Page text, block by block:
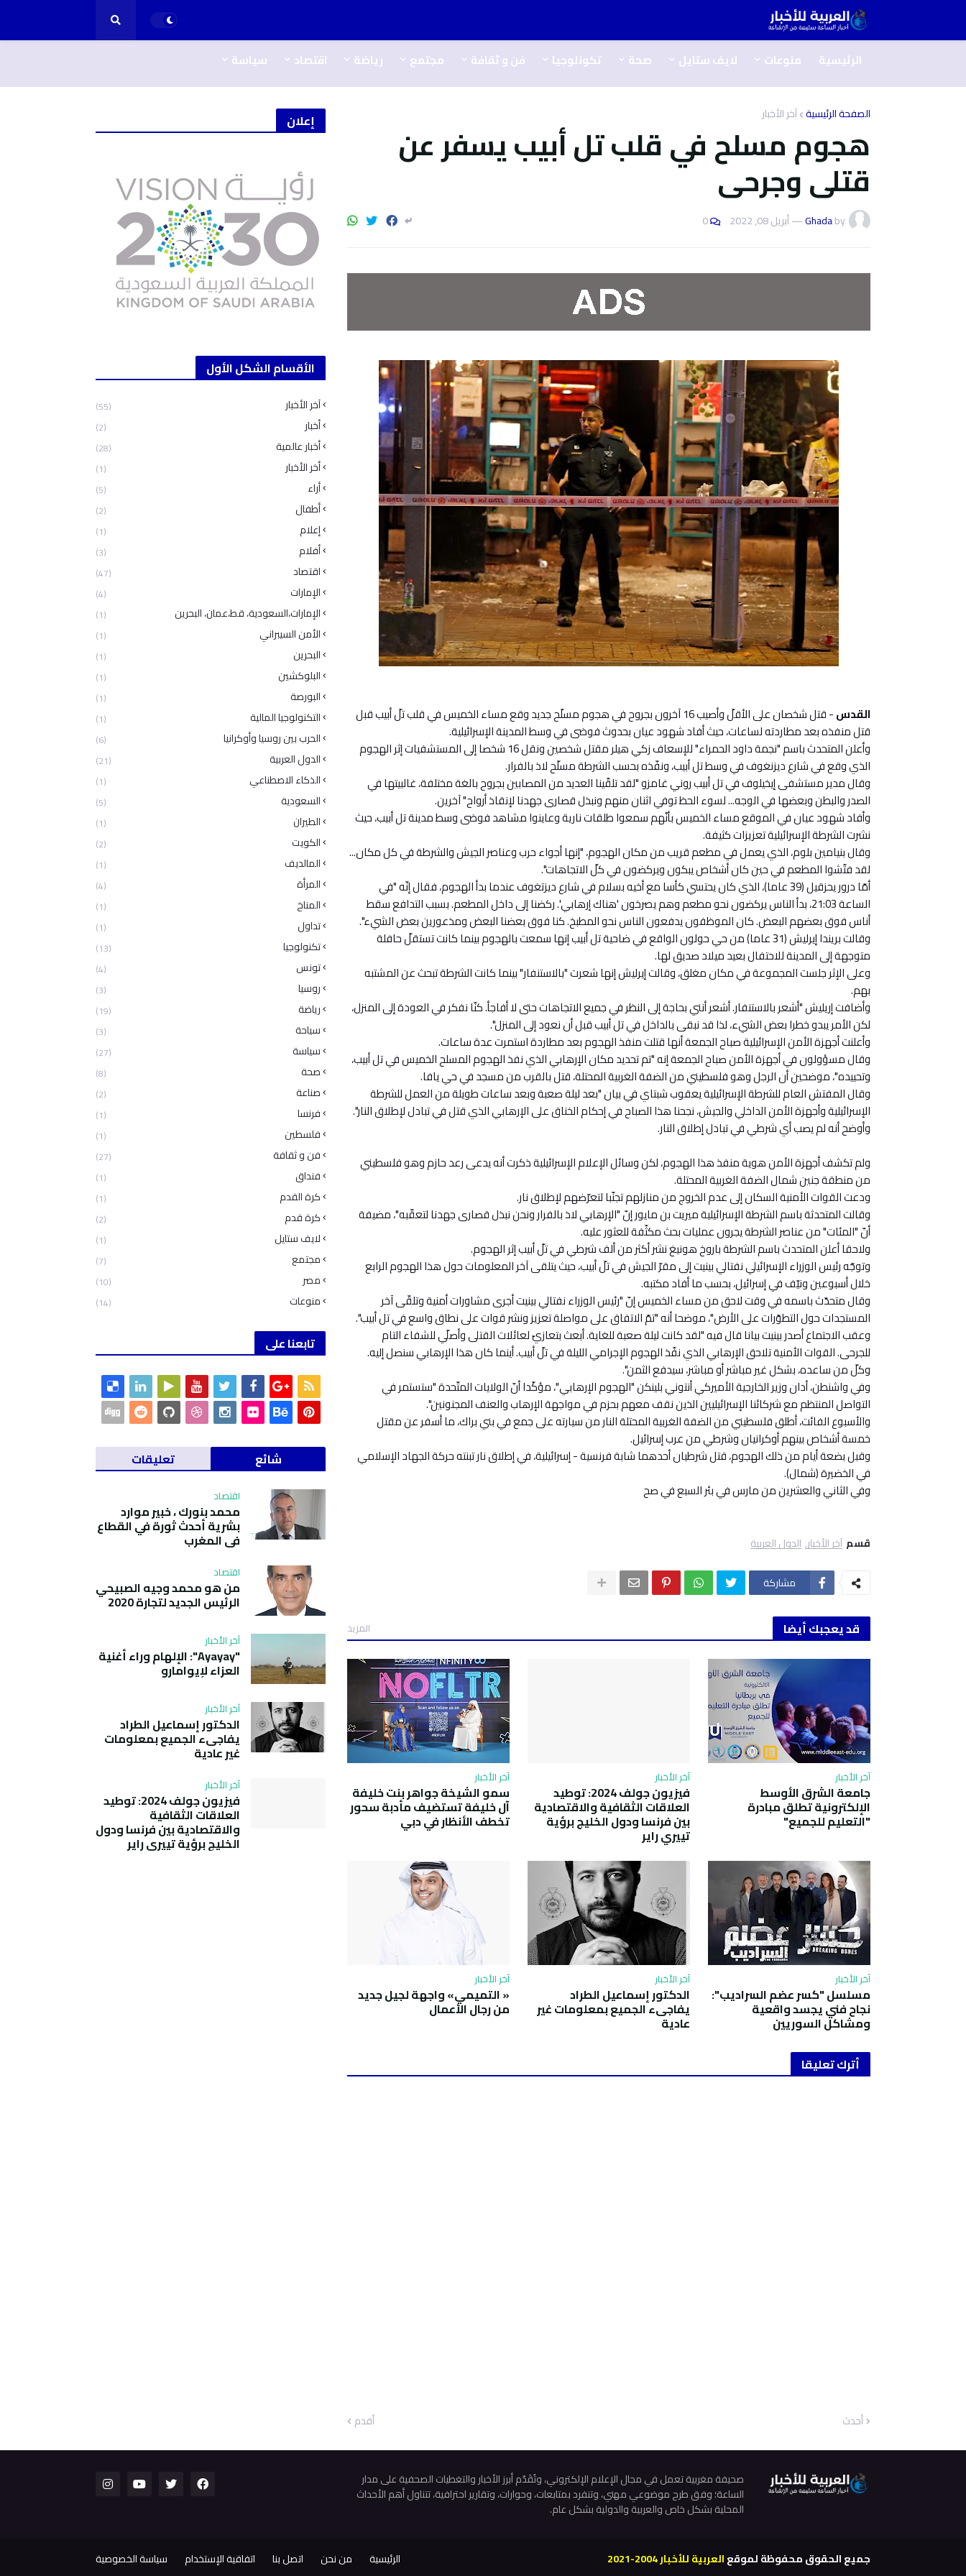
الرئيسية منوعات لايف ستايل صحة تكونلوجيا فن و ثقافة مجتمع رياضة اقتصاد سياسة
الصفحة الرئيسية آخر الأخبار
هجوم مسلح في قلب تل أبيب يسفر عن
قتلى وجرحى
by
Ghada
—أبريل 08, 2022 0
القدس
- قتل شخصان على الأقلّ وأصيب 16 آخرون بجروح في هجوم مسلّح جديد وقع مساء الخميس في قلب تلّ أبيب قبل
قتل منفذه بعد مطاردته لساعات، حيث أفاد شهود عيان بحدوث فوضى في وسط المدينة الإسرائيلية.
وأعلن المتحدث باسم "نجمة داود الحمراء" للإسعاف زكي هيلر مقتل شخصين ونقل 16 شخصا إلى المستشفيات إثر الهجوم
الذي وقع في شارع ديزنغوف في وسط تل أبيب، ونفّذه بحسب الشرطة مسلّح لاذ بالفرار.
وقال مدير مستشفى إيخيلوف في تل أبيب روني غامزو "لقد تلقّينا العديد من المصابين بجروح بالغة مختلفة، غالبيتها في
الصدر والبطن وبعضها في الوجه... لسوء الحظ توفي اثنان منهم ونبذل قصارى جهدنا لإنقاذ أرواح" آخرين.
وأفاد شهود عيان في الموقع مساء الخميس بأنّهم سمعوا طلقات نارية وعاينوا مشاهد فوضى وسط مدينة تل أبيب، حيث
نشرت الشرطة الإسرائيلية تعزيزات كثيفة.
وقال بنيامين بلوم، الذي يعمل في مطعم قريب من مكان الهجوم، "إنها أجواء حرب وعناصر الجيش والشرطة في كل مكان...
لقد فتّشوا المطعم في حين كان أشخاص يبكون ويركضون في كلّ الاتجاهات".
أمّا درور يحزقيل (39 عاما)، الذي كان يحتسي كأسا مع أخيه بسلام في شارع ديزتغوف عندما بدأ الهجوم، فقال إنّه "في
الساعة 21:03، بدأ الناس يركضون نحو مطعم وهم يصرخون 'هناك إرهابي'. ركضنا إلى داخل المطعم. بسبب التدافع سقط
أناس فوق بعضهم البعض. كان الموظفون يدفعون الناس نحو المطبخ. كنا فوق بعضنا البعض ومذعورين بعض الشيء".
وقالت بريندا إيرليش (31 عاما) من حي حولون الواقع في ضاحية تل أبيب إنها سمعت بالهجوم بينما كانت تستقلّ حافلة
متوجهة إلى المدينة للاحتفال بعيد ميلاد صديق لها.
وعلى الإثر جلست المجموعة في مكان مغلق، وقالت إيرليش إنها شعرت "بالاستنفار" بينما كانت الشرطة تبحث عن المشتبه
بهم.
وأضافت إريليش "أشعر بالاستنفار. أشعر أنني بحاجة إلى النظر في جميع الاتجاهات حتى لا أفاجأ. كنّا نفكر في العودة إلى المنزل،
لكن الأمر يبدو خطرا بعض الشيء، لذا قد نبقى بالداخل في تل أبيب قبل أن نعود إلى المنزل".
وأعلنت أجهزة الأمن الإسرائيلية صباح الجمعة أنها قتلت منفذ الهجوم بعد مطاردة استمرت عدة ساعات.
وقال مسؤولون في أجهزة الأمن صباح الجمعة إنه "تم تحديد مكان الإرهابي الذي نفذ الهجوم المسلح الخميس في تل أبيب،
وتحييده"، موضحين أن الرجل وهو فلسطيني من الضفة الغربية المحتلة، قتل بالقرب من مسجد في حي يافا.
وقال المفتش العام للشرطة الإسرائيلية يعقوب شبتاي في بيان "بعد ليلة صعبة وبعد ساعات طويلة من العمل للشرطة
الإسرائيلية وأجهزة الأمن الداخلي والجيش، نجحنا هذا الصباح في إحكام الخناق على الإرهابي الذي قتل في تبادل لإطلاق النار".
وأوضح أنه لم يصب أي شرطي في تبادل إطلاق النار.
ولم تكشف أجهزة الأمن هوية منفذ هذا الهجوم، لكن وسائل الإعلام الإسرائيلية ذكرت أنه يدعى رعد حازم وهو فلسطيني
من منطقة جنين شمال الضفة الغربية المحتلة.
ودعت القوات الأمنية السكان إلى عدم الخروج من منازلهم تجنّبا لتعرّضهم لإطلاق نار.
وقالت المتحدثة باسم الشرطة الإسرائيلية ميريت بن مايور إنّ "الإرهابي لاذ بالفرار ونحن نبذل قصارى جهدنا لتعقّبه"، مضيفة
أنّ "المئات" من عناصر الشرطة يجرون عمليات بحث مكثّفة للعثور عليه.
ولاحقا أعلن المتحدث باسم الشرطة باروخ هونيغ نشر أكثر من ألف شرطي في تلّ أبيب إثر الهجوم.
وتوجّه رئيس الوزراء الإسرائيلي نفتالي بينيت إلى مقرّ الجيش في تلّ أبيب، حيث يتلقى آخر المعلومات حول هذا الهجوم الرابع
خلال أسبوعين ونيّف في إسرائيل، بحسب ما أفاد مكتبه.
وقال متحدّث باسمه في وقت لاحق من مساء الخميس إنّ "رئيس الوزراء نفتالي بينيت أجرى مشاورات أمنية وتلقّى آخر
المستجدات حول التطوّرات على الأرض"، موضحا أنه "تمّ الاتفاق على مواصلة تعزيز ونشر قوات على نطاق واسع في تل أبيب".
وعقب الاجتماع أصدر بينيت بيانا قال فيه "لقد كانت ليلة صعبة للغاية. أبعث بتعازيّ لعائلات القتلى وأصلّي للشفاء التام
للجرحى. القوات الأمنية تلاحق الإرهابي الذي نفّذ الهجوم الإجرامي الليلة في تلّ أبيب. أينما كان هذا الإرهابي سنصل إليه.
وكلّ من ساعده، بشكل غير مباشر أو مباشر، سيدفع الثمن".
وفي واشنطن، أدان وزير الخارجية الأميركي أنتوني بلينكن "الهجوم الإرهابي"، مؤكّدا أنّ الولايات المتّحدة "ستستمر في
التواصل المنتظم مع شركائنا الإسرائيليين الذين نقف معهم بحزم في مواجهة الإرهاب والعنف المجنونين".
والأسبوع الفائت، أطلق فلسطيني من الضفة الغربية المحتلة النار من سيارته على جمع في بني براك، ما أسفر عن مقتل
خمسة أشخاص بينهم أوكرانيان وشرطي من عرب إسرائيل.
وقبل بضعة أيام من ذلك الهجوم، قتل شرطيان أحدهما شابة فرنسية - إسرائيلية، في إطلاق نار تبنته حركة الجهاد الإسلامي
في الخضيرة (شمال).
وفي الثاني والعشرين من مارس في بئر السبع في صح
قسم آخر الأخبار الدول العربية
مشاركة
قد يعجبك أيضا المزيد
آخر الأخبار
جامعة الشرق الأوسط
الإلكترونية تطلق مبادرة
"التعليم للجميع"
آخر الأخبار
فيزيون جولف 2024: توطيد
العلاقات الثقافية والاقتصادية
بين فرنسا ودول الخليج برؤية
تييري راير
آخر الأخبار
سمو الشيخة جواهر بنت خليفة
آل خليفة تستضيف مأدبة سحور
تخطف الأنظار في دبي
آخر الأخبار
مسلسل "كسر عضم السراديب":
نجاح فني يجسد واقعية
ومشاكل السوريين
آخر الأخبار
الدكتور إسماعيل الطراد
يفاجىء الجميع بمعلومات غير
عادية
آخر الأخبار
« التميمي» واجهة لجيل جديد
من رجال الأعمال
أترك تعليقا
أحدث أقدم
إعلان
الأقسام الشكل الأول
آخر الأخبار (55)
أخبار (2)
أخبار عالمية (28)
أخر الأخبار (1)
أراء (5)
أطفال (2)
إعلام (1)
أفلام (3)
اقتصاد (47)
الإمارات (4)
الإمارات،السعودية، قط،عمان، البحرين (1)
الأمن السيبراني (1)
البحرين (1)
البلوكشين (1)
البورصة (1)
التكنولوجيا المالية (1)
الحرب بين روسيا وأوكرانيا (6)
الدول العربية (21)
الذكاء الاصطناعي (1)
السعودية (5)
الطيران (1)
الكويت (2)
المالديف (1)
المرأة (4)
المناخ (1)
تداول (1)
تكنولوجيا (13)
تونس (4)
روسيا (3)
رياضة (19)
سياحة (3)
سياسة (27)
صحة (8)
صناعة (2)
فرنسا (1)
فلسطين (1)
فن و ثقافة (27)
فنداق (1)
كرة القدم (1)
كرة قدم (2)
لايف ستايل (1)
مجتمع (7)
مصر (10)
منوعات (14)
تابعنا على
شائع تعليقات
اقتصاد
محمد بنورك ، خبير موارد
بشرية أحدث ثورة في القطاع
في المغرب
اقتصاد
من هو محمد وجيه الصبيحي
الرئيس الجديد لتجارة 2020
آخر الأخبار
"Ayayay": الإلهام وراء أغنية
العزاء لإيوامارو
آخر الأخبار
الدكتور إسماعيل الطراد
يفاجىء الجميع بمعلومات
غير عادية
آخر الأخبار
فيزيون جولف 2024: توطيد
العلاقات الثقافية
والاقتصادية بين فرنسا ودول
الخليج برؤية تييري راير
صحيفة مغربية تعمل في مجال الإعلام الإلكتروني، وتُقَدّم أبرز الأخبار والتغطيات الصحفية على مدار
الساعة؛ وفق طرح موضوعي مهني، وتنفرد بمتابعات، وحوارات، وتقارير احترافية، تتناول أهم الأحداث
المحلية بشكل خاص والعربية والدولية بشكل عام.
جميع الحقوق محفوظة لموقعالعربية للأخبار 2004-2021 الرئيسية من نحن اتصل بنا اتفاقية الإستخدام سياسة الخصوصية